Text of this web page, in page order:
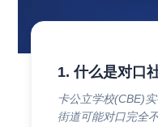
1. 什么是对口
卡公立学校(CBE)
街道可能对口完全